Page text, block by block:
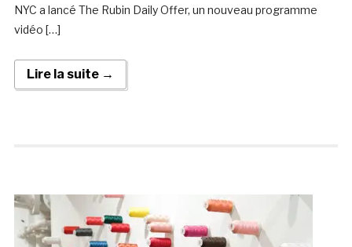
NYC a lancé The Rubin Daily Offer, un nouveau programme
vidéo […]
Lire la suite →